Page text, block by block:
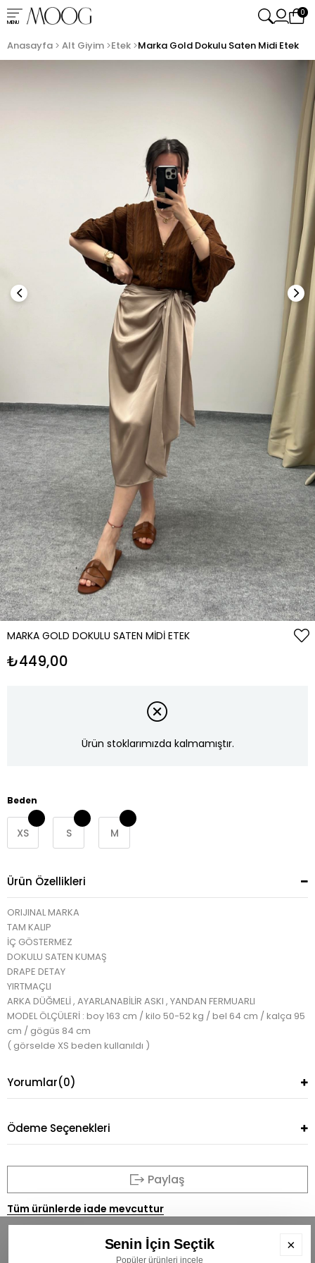
MENU
0
Anasayfa Alt Giyim Etek Marka Gold Dokulu Saten Midi Etek
MARKA GOLD DOKULU SATEN MIDI ETEK
₺449,00
Ürün stoklarımızda kalmamıştır.
Beden
XS S M
Ürün Özellikleri
ORIJINAL MARKA
TAM KALIP
İÇ GÖSTERMEZ
DOKULU SATEN KUMAŞ
DRAPE DETAY
YIRTMAÇLI
ARKA DÜĞMELİ , AYARLANABİLİR ASKI , YANDAN FERMUARLI
MODEL ÖLÇÜLERİ : boy 163 cm / kilo 50-52 kg / bel 64 cm / kalça 95
cm / gögüs 84 cm
( görselde XS beden kullanıldı )
Yorumlar(0)
Ödeme Seçenekleri
Paylaş
Tüm ürünlerde iade mevcuttur
Senin İçin Seçtik
Popüler ürünleri incele
×